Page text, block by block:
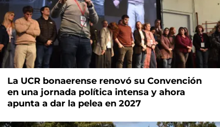
La UCR bonaerense renovó su Convención
en una jornada política intensa y ahora
apunta a dar la pelea en 2027